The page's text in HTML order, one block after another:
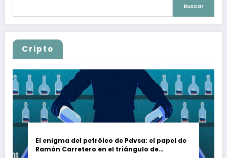
Buscar
Cripto
El enigma del petróleo de Pdvsa: el papel de
Ramón Carretero en el triángulo de